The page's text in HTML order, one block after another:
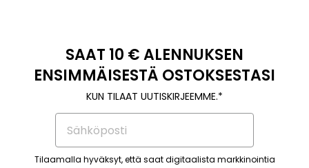
SAAT 10 € ALENNUKSEN
ENSIMMÄISESTÄ OSTOKSESTASI
KUN TILAAT UUTISKIRJEEMME.*
Tilaamalla hyväksyt, että saat digitaalista markkinointia